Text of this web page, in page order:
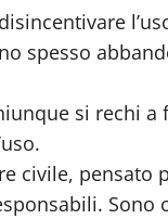
spesso
si rechi
civile, pensato
Sono